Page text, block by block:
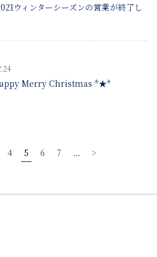
ウィンターシーズンの営業が終了し
Merry Christmas *★*
4 5 6 7 ... >